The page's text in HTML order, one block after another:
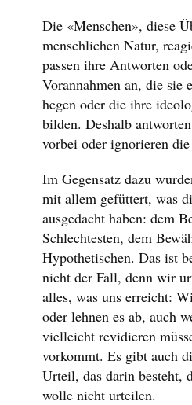
Die «Menschen», diese
menschlichen Natur,
passen ihre Antworten
Vorannahmen an, die sie
hegen oder die ihre
bilden. Deshalb
vorbei oder ignorieren
Im Gegensatz dazu
mit allem gefüttert, was
ausgedacht haben: dem
Schlechtesten, dem
Hypothetischen. Das ist
nicht der Fall, denn wir
alles, was uns erreicht:
oder lehnen es ab, auch
vielleicht revidieren
vorkommt. Es gibt auch
Urteil, das darin besteht,
wolle nicht urteilen.